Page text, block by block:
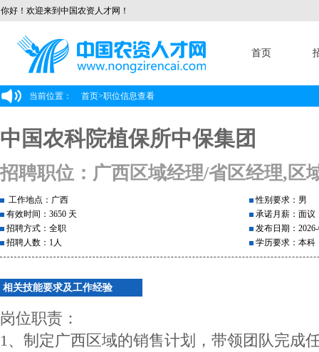
你好！欢迎来到中国农资人才网！
首页
当前位置： 首页>职位信息查看
中国农科院植保所中保集团
招聘职位：广西区域经理/省区经理,区
工作地点：广西
有效时间：3650 天
招聘方式：全职
招聘人数：1人
性别要求：男
承诺月薪：面议
发布日期：
学历要求：本科
相关技能要求及工作经验
岗位职责：
1、制定广西区域的销售计划，带领团队完成